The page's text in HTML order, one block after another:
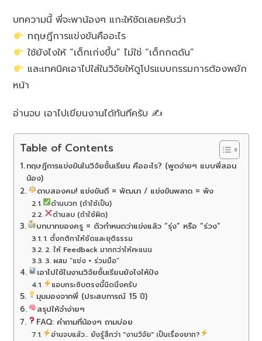
บทความนี้ พี่จะพาน้องๆ แกะให้ชัดเลยครับว่า
ทฤษฎีการแข่งขันคืออะไร
ใช้ยังไงให้ “เด็กเก่งขึ้น” ไม่ใช่ “เด็กกดดัน”
และเทคนิคเอาไปใส่ในวิจัยให้ดูโปรแบบกรรมการต้องพยัก
หน้า
อ่านจบ เอาไปเขียนงานได้ทันทีครับ ✍️
Table of Contents
ทฤษฎีการแข่งขันในวิจัยชั้นเรียน คืออะไร? (พูดง่ายๆ แบบพี่สอน
น้อง)
ดาบสองคม! แข่งขันดี = พัฒนา / แข่งขันพลาด = พัง
ด้านบวก (ถ้าใช้เป็น)
ด้านลบ (ถ้าใช้ผิด)
บทบาทของครู = ตัวกำหนดว่าแข่งแล้ว “รุ่ง” หรือ “ร่วง”
1. ตั้งกติกาให้ชัดและยุติธรรม
2. ให้ Feedback มากกว่าให้คะแนน
3. ผสม “แข่ง + ร่วมมือ”
เอาไปใช้ในงานวิจัยชั้นเรียนยังไงให้ปัง
แอบกระซิบตรงนี้นิดนึงครับ
มุมมองจากพี่ (ประสบการณ์ 15 ปี)
สรุปให้จำง่ายๆ
FAQ: คำถามที่น้องๆ ถามบ่อย
อ่านจบแล้ว... ยังรู้สึกว่า "งานวิจัย" เป็นเรื่องยาก?